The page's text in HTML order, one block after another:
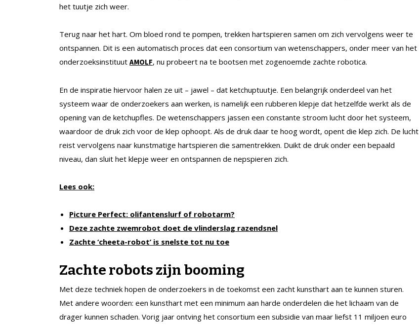
het tuutje zich weer.
Terug naar het hart. Om bloed rond te pompen, trekken hartspieren samen om zich vervolgens weer te
ontspannen. Dit is een automatisch proces dat een consortium van wetenschappers, onder meer van het
onderzoeksinstituut AMOLF, nu probeert na te bootsen met zogenoemde zachte robotica.
En de inspiratie hiervoor halen ze uit – jawel – dat ketchuptuutje. Een belangrijk onderdeel van het
systeem waar de onderzoekers aan werken, is namelijk een rubberen klepje dat hetzelfde werkt als de
opening van de ketchupfles. De wetenschappers jassen een constante stroom lucht door het systeem,
waardoor de druk zich voor de klep ophoopt. Als de druk daar te hoog wordt, opent die klep zich. De lucht
reist vervolgens naar kunstmatige hartspieren die samentrekken. Duikt de druk onder een bepaald
niveau, dan sluit het klepje weer en ontspannen de nepspieren zich.
Lees ook:
Picture Perfect: olifantenslurf of robotarm?
Deze zachte zwemrobot doet de vlinderslag razendsnel
Zachte ‘cheeta-robot’ is snelste tot nu toe
Zachte robots zijn booming
Met deze techniek hopen de onderzoekers in de toekomst een zacht kunsthart aan te kunnen sturen.
Met andere woorden: een kunsthart met een minimum aan harde onderdelen die het lichaam van de
drager kunnen schaden. Vorig jaar ontving het consortium een subsidie van maar liefst 11 miljoen euro